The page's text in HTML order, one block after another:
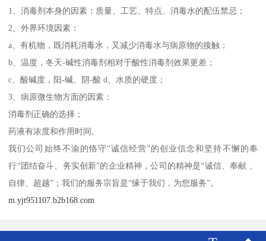
1、消毒剂本身的因素：质量、工艺、特点、消毒水的配伍禁忌；
2、外界环境因素：
a、有机物，既消耗消毒水，又减少消毒水与病原物的接触；
b、温度，冬天-碱性消毒剂相对于酸性消毒剂效果更差；
c、酸碱度，阳-碱、阴-酸 d、水质的硬度；
3、病原微生物方面的因素：
消毒剂正确的选择；
药液有浓度和作用时间。
我们公司始终不渝的恪守“诚信经营”的创业信念和坚持不懈的奉
行“团结奋斗、务实创新”的企业精神，公司的精神是“诚信、奉献 、
自律、超越”；我们的服务宗旨是“缘于我们，为您服务”。
m.yjt951107.b2b168.com